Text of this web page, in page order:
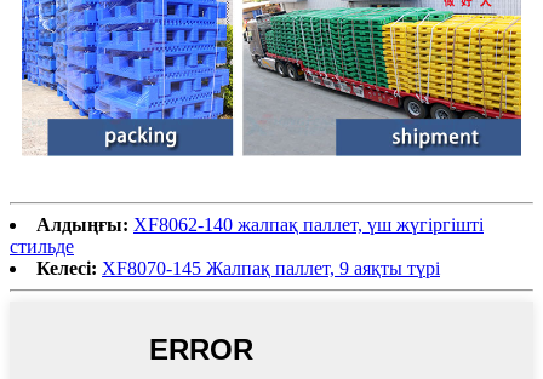
Алдыңғы: XF8062-140 жалпақ паллет, үш жүгіргішті
стильде
Келесі: XF8070-145 Жалпақ паллет, 9 аяқты түрі